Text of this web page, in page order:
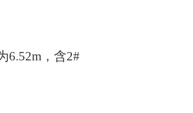
6.52m，含2#